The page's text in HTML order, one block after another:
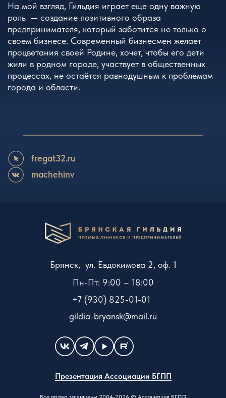
На мой взгляд, Гильдия играет еще одну важную
роль — создание позитивного образа
предпринимателя, который заботится не только о
своем бизнесе. Современный бизнесмен желает
процветания своей Родине, хочет, чтобы его дети
жили в родном городе, участвует в общественных
процессах, не остаётся равнодушным к проблемам
города и области.
fregat32.ru
machehinv
Брянск, ул. Евдокимова 2, оф. 1
Пн-Пт: 9:00 – 18:00
+7 (930) 825-01-01
gildia-bryansk@mail.ru
Презентация Ассоциации БГПП